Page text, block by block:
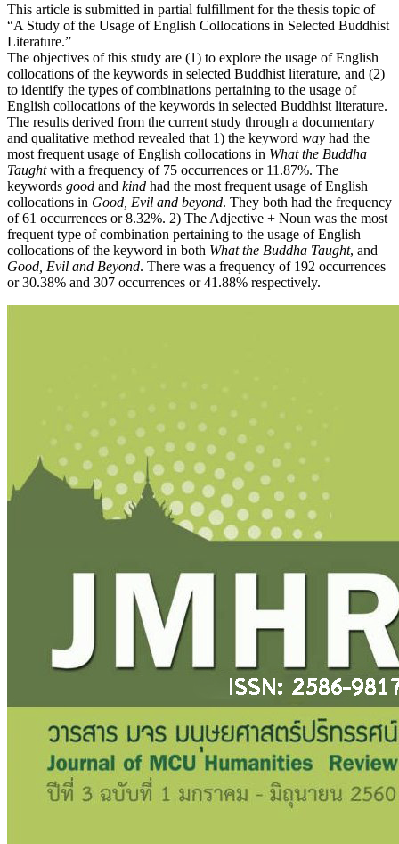
This article is submitted in partial fulfillment for the thesis topic of
“A Study of the Usage of English Collocations in Selected Buddhist
Literature.”
The objectives of this study are (1) to explore the usage of English
collocations of the keywords in selected Buddhist literature, and (2)
to identify the types of combinations pertaining to the usage of
English collocations of the keywords in selected Buddhist literature.
The results derived from the current study through a documentary
and qualitative method revealed that 1) the keyword way had the
most frequent usage of English collocations in What the Buddha
Taughtwith a frequency of 75 occurrences or 11.87%. The
keywords good and kind had the most frequent usage of English
collocations in Good, Evil and beyond. They both had the frequency
of 61 occurrences or 8.32%. 2) The Adjective + Noun was the most
frequent type of combination pertaining to the usage of English
collocations of the keyword in both What the Buddha Taught, and
Good, Evil and Beyond. There was a frequency of 192 occurrences
or 30.38% and 307 occurrences or 41.88% respectively.